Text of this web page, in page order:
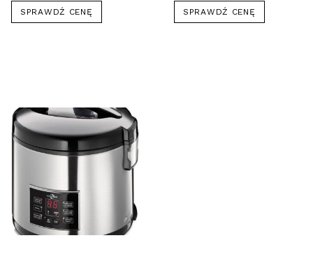
SPRAWDŹ CENĘ SPRAWDŹ CENĘ